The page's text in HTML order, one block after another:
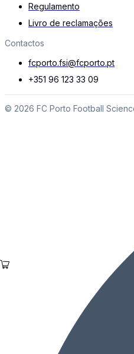
Regulamento
Livro de reclamações
Contactos
fcporto.fsi@fcporto.pt
+351 96 123 33 09
© 2026 FC Porto Football